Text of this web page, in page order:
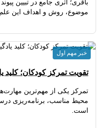
باقری؛ اثری جامع در تبیین
موضوع، روش و اهداف این
تقویت تمرکز کودکان؛ کلید
تمرکز یکی از مهم‌ترین
محیط مناسب، برنامه‌ریزی
است.
خبر مهم اول